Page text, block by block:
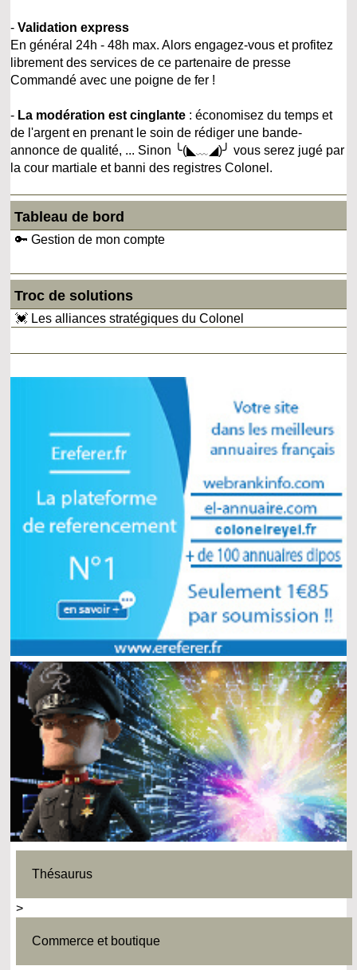
-Validation express
En général 24h - 48h max. Alors engagez-vous et profitez
librement des services de ce partenaire de presse
Commandé avec une poigne de fer !
- La modération est cinglante : économisez du temps et
de l'argent en prenant le soin de rédiger une bande-
annonce de qualité, ... Sinon ╰(◣﹏◢)╯ vous serez jugé par
la cour martiale et banni des registres Colonel.
Tableau de bord
🔑 Gestion de mon compte
Troc de solutions
💓 Les alliances stratégiques du Colonel
Thésaurus
>
Commerce et boutique